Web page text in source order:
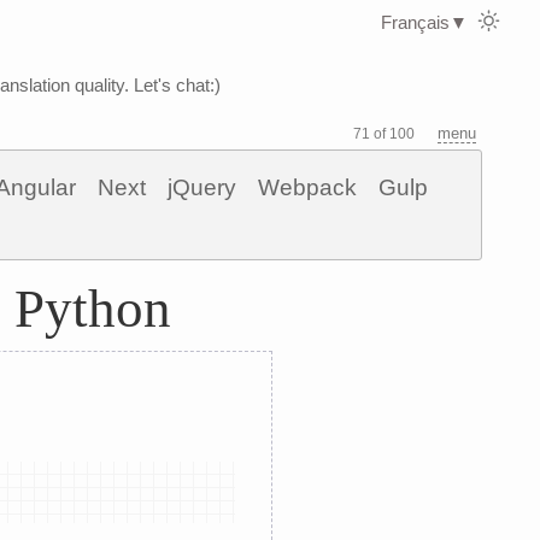
quality. Let's chat:)
71 of 100 menu
Next jQuery Webpack Gulp
Python
Français ▼